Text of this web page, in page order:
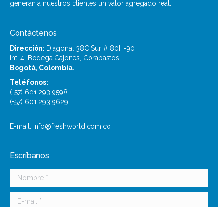
generan a nuestros clientes un valor agregado real.
Contáctenos
Dirección: Diagonal 38C Sur # 80H-90
int. 4, Bodega Cajones, Corabastos
Bogotá, Colombia.
Teléfonos:
(+57) 601 293 9598
(+57) 601 293 9629
E-mail: info@freshworld.com.co
Escríbanos
Nombre *
E-mail *